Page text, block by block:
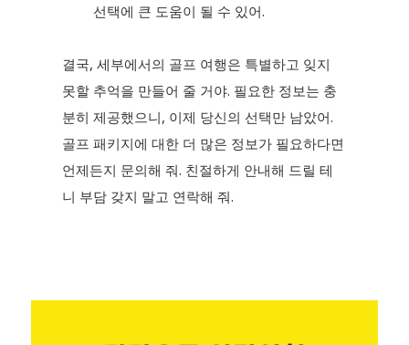
선택에 큰 도움이 될 수 있어.
결국, 세부에서의 골프 여행은 특별하고 잊지
못할 추억을 만들어 줄 거야. 필요한 정보는 충
분히 제공했으니, 이제 당신의 선택만 남았어.
골프 패키지에 대한 더 많은 정보가 필요하다면
언제든지 문의해 줘. 친절하게 안내해 드릴 테
니 부담 갖지 말고 연락해 줘.